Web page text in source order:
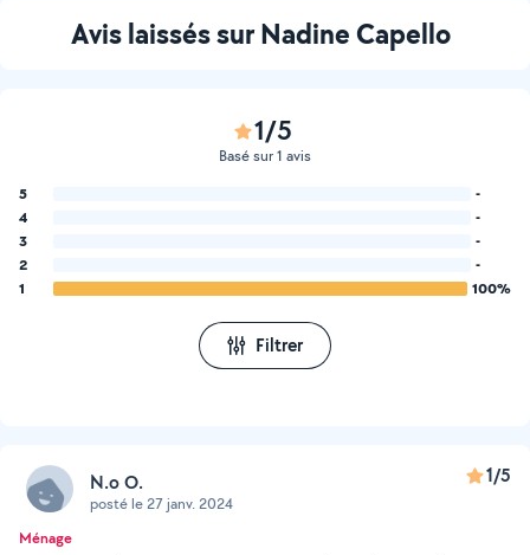
Avis laissés sur Nadine Capello
1/5
Basé sur 1 avis
5
-
4
-
3
-
2
-
1
100%
Filtrer
N.o O.
posté le 27 janv. 2024
1/5
Ménage